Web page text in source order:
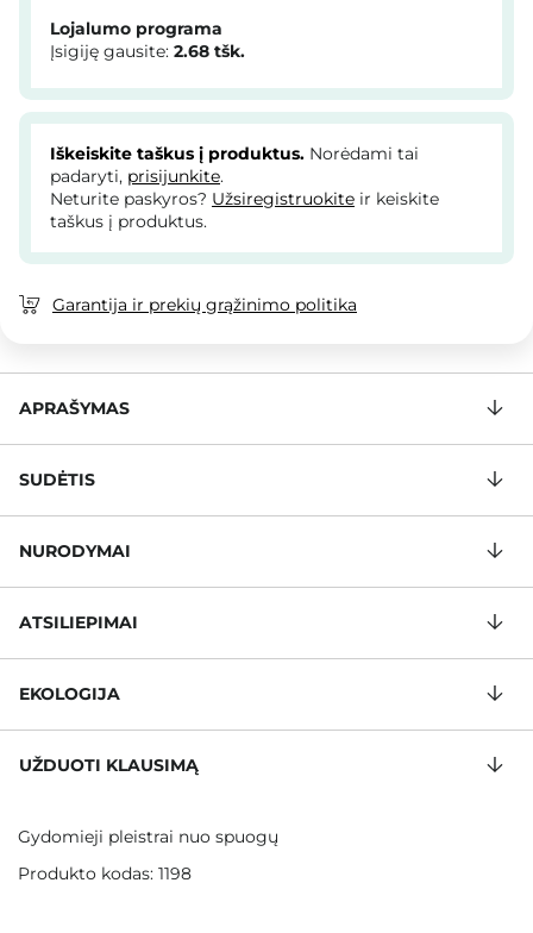
Lojalumo programa
Įsigiję gausite: 2.68 tšk.
Iškeiskite taškus į produktus. Norėdami tai
padaryti, prisijunkite.
Neturite paskyros? Užsiregistruokite ir keiskite
taškus į produktus.
Garantija ir prekių grąžinimo politika
APRAŠYMAS
SUDĖTIS
NURODYMAI
ATSILIEPIMAI
EKOLOGIJA
UŽDUOTI KLAUSIMĄ
Gydomieji pleistrai nuo spuogų
Produkto kodas: 1198